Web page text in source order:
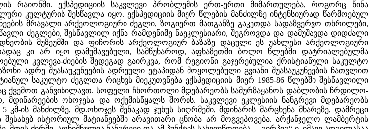
რაიონში. ექსპედიციის საკვლევი პრობლემის ერთ-ერთი მიმართულება, როგორც წინა
კულტურის შესწავლა იყო. ექსპედიციის მიერ წლების მანძილზე ინტენსიურად წარმოებულ
მრავალი არქეოლოგიური ძეგლი, ზოგიერთ მათგანზე გაკეთდა სადაზვერვო თხრილები,
ძეგლები, შესწავლილ იქნა რამდენიმე ნაეკლესიარი, შეგროვდა და დამუშავდა დიდძალი
მუზეუმში და ფიჩორის არქეოლოგიურ ბაზაზე დაცული ეს უახლესი არქეოლოგიური
კი არ იყო დამუშავებული, სამწუხაროდ, აფხაზეთში ბოლო წლებში დატრიალებულმა
კვლევა-ძიების შედეგად გაირკვა, რომ რეგიონი გაჯერებულია ქრისტიანული საკულტო
ადრე შუასაუკუნეების ადრეული ეტაპიდან მოყოლებული გვიანი შუასაუკუნეების ჩათვლით
საკულტო ძეგლთა რიცხვს მიეკუთვნება ექსპედიციის მიერ 1985-86 წლებში შესწავლილი
ქვემოთ განვიხილავთ. სოფელი ჩხორთოლი მდებარეობს სამურზაყანოს დაბლობის ჩრდილო-
ოხოჯესა და ოქუმისწყალს შორის. საკვლევი ეკლესიის ნანგრევი მდებარეობს
ის მანძილზე, მდ.ოხოჯეს შენაკად ჯუხუს სიღრმეში, მდინარის მარცხენა მხარეზე, დამრეცი
შესახებ ისტორიულ მატიანეებში არავითარი ცნობა არ მოგვეპოვება. არქანჯელო ლამბერტის